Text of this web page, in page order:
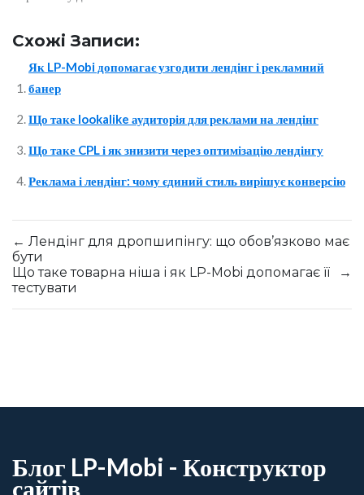
Схожі Записи:
Як LP-Mobi допомагає узгодити лендінг і рекламний
банер
Що таке lookalike аудиторія для реклами на лендінг
Що таке CPL і як знизити через оптимізацію лендінгу
Реклама і лендінг: чому єдиний стиль вирішує конверсію
← Лендінг для дропшипінгу: що обов’язково має
бути
→
Що таке товарна ніша і як LP-Mobi допомагає її
тестувати
Блог LP-Mobi - Конструктор
сайтів